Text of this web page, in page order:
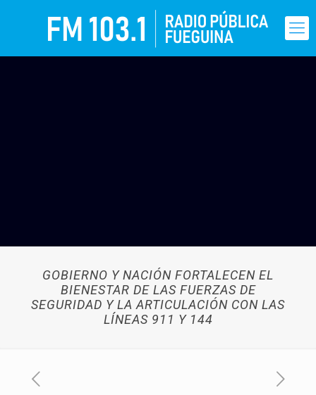
GOBIERNO Y NACIÓN FORTALECEN EL
BIENESTAR DE LAS FUERZAS DE
SEGURIDAD Y LA ARTICULACIÓN CON LAS
LÍNEAS 911 Y 144